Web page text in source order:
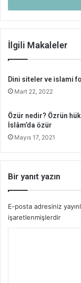
İlgili Makaleler
Dini siteler ve islami
Mart 22, 2022
Özür nedir? Özrün
İslâm’da özür
Mayıs 17, 2021
Bir yanıt yazın
E-posta adresiniz
işaretlenmişlerdir